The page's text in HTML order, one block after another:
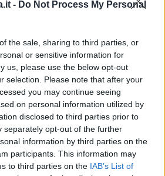
- Do Not Process My Personal
the sale, sharing to third parties, or
or sensitive information for
us, please use the below opt-out
selection. Please note that after your
you may continue seeing
on personal information utilized by
disclosed to third parties prior to
separately opt-out of the further
information by third parties on the
participants. This information may
to third parties on the IAB’s List of
un seguito organizzato alle decine di
si disputerannoogni stagionetra
Orbeletto, Marina di Grosseto,
Punta Ala, Scarlino e Follonica.
presentato alla Borsa
, a Milano, on uno stand dedicato
è stata
offerta anche una
localiprovenienti dai comuni